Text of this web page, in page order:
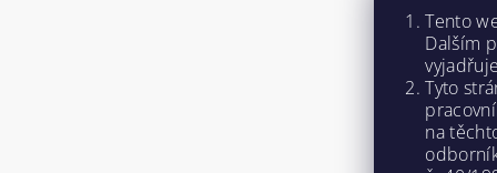
Napište
Tento
Dalším
Tyto
na